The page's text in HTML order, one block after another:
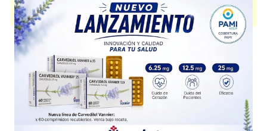
Analgésico Antifebril
. Es producido porGenomma Lab.
y cuenta con 1
presentación disponible.
Explorar más
Otros productos conparacetamol+ibuprofeno
Otros productos deGenomma Lab.